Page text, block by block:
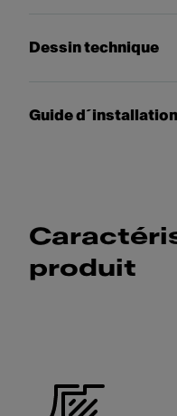
Dessin technique
Guide d´installation
produit